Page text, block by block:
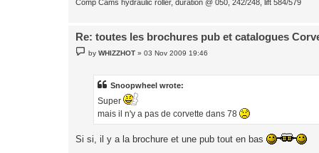
Comp Cams hydraulic roller, duration @ 050, 242/248, lift 584/579
Re: toutes les brochures pub et catalogues
PbyWHIZZHOT »03 Nov 2009 19:46
Snoopwheel wrote:
Super
mais il n'y a pas de corvette dans 78
Si si, il y a la brochure et une pub tout en bas